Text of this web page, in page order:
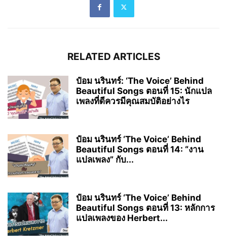
RELATED ARTICLES
ป๋อม นรินทร์: ‘The Voice’ Behind
Beautiful Songs ตอนที่ 15: นักแปล
เพลงที่ดีควรมีคุณสมบัติอย่างไร
ป๋อม นรินทร์ ‘The Voice’ Behind
Beautiful Songs ตอนที่ 14: “งาน
แปลเพลง” กับ...
ป๋อม นรินทร์ ‘The Voice’ Behind
Beautiful Songs ตอนที่ 13: หลักการ
แปลเพลงของ Herbert...